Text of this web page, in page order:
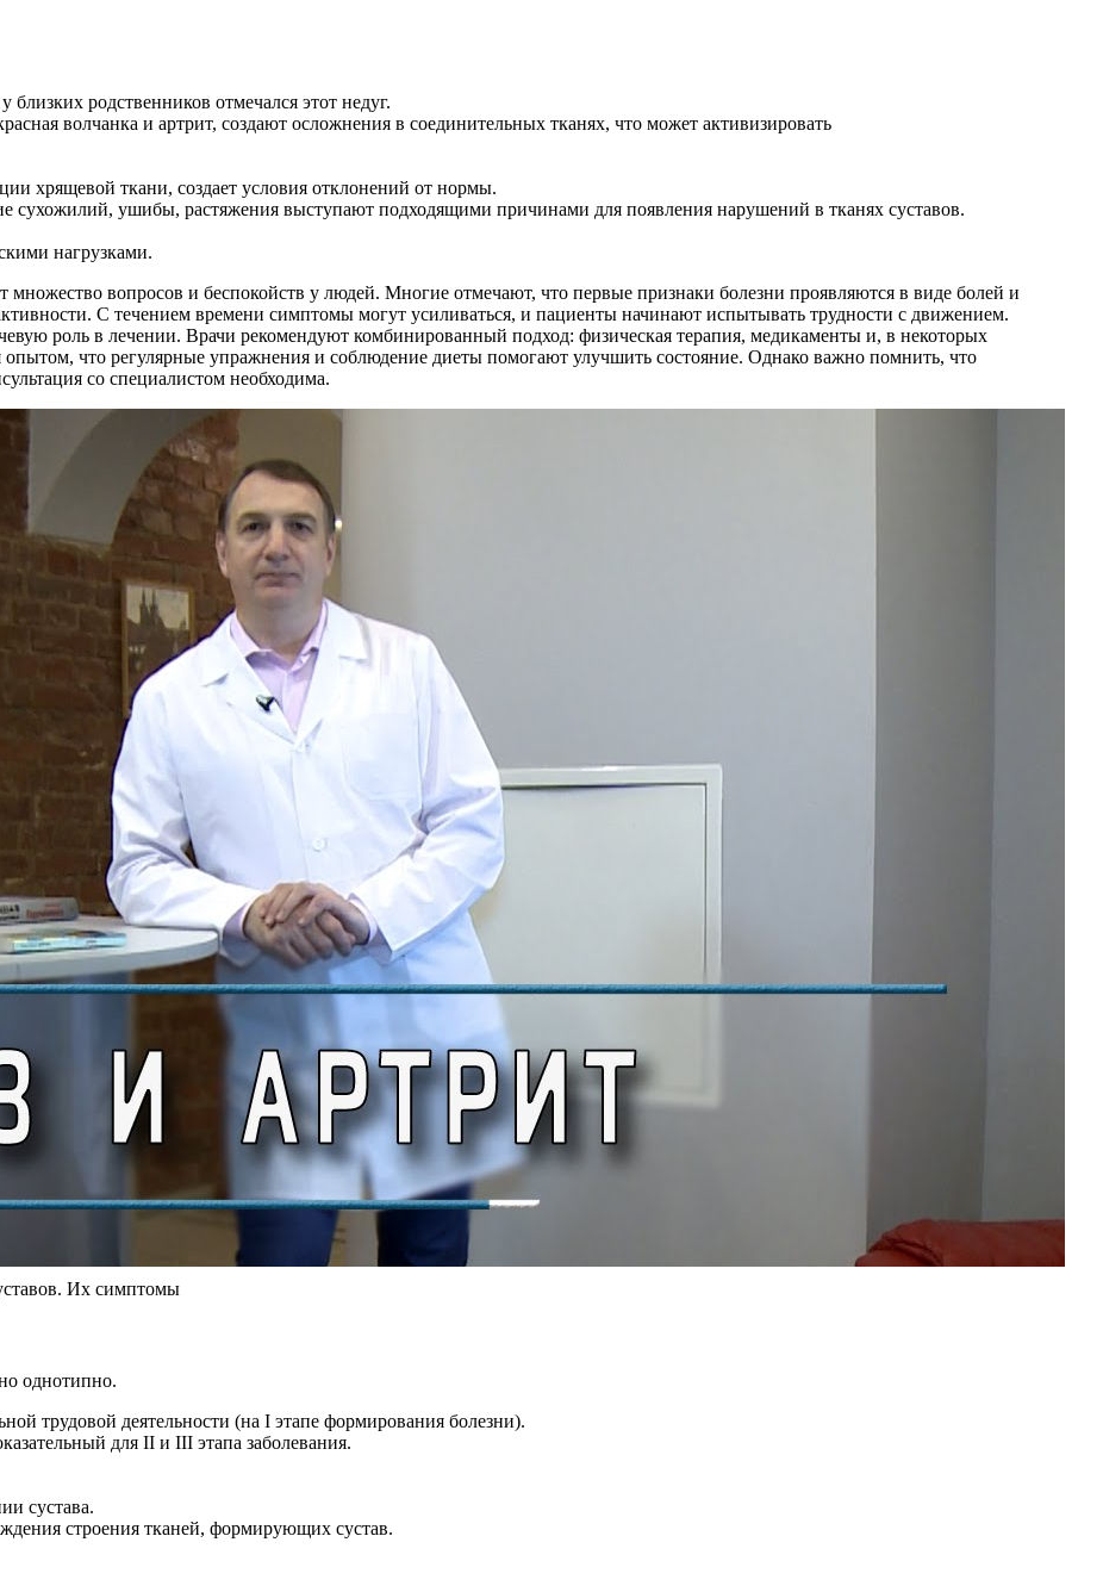
родственников отмечался этот недуг.
волчанка и артрит, создают осложнения в соединительных тканях, что может активизировать
хрящевой ткани, создает условия отклонений от нормы.
сухожилий, ушибы, растяжения выступают подходящими причинами для появления нарушений в тканях суставов.
нагрузками.
множество вопросов и беспокойств у людей. Многие отмечают, что первые признаки болезни проявляются в виде болей и
С течением времени симптомы могут усиливаться, и пациенты начинают испытывать трудности с движением.
роль в лечении. Врачи рекомендуют комбинированный подход: физическая терапия, медикаменты и, в некоторых
опытом, что регулярные упражнения и соблюдение диеты помогают улучшить состояние. Однако важно помнить, что
со специалистом необходима.
Их симптомы
однотипно.
трудовой деятельности (на I этапе формирования болезни).
для II и III этапа заболевания.
сустава.
строения тканей, формирующих сустав.